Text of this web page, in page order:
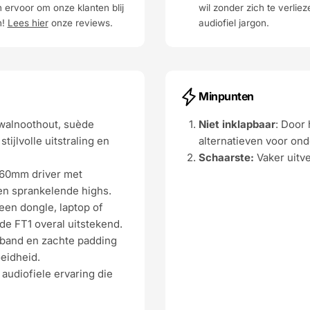
ervoor om onze klanten blij
Lees hieronze reviews.
wil zonder zich te
audiofiel jargon.
suède
uitstraling en
driver met
sprankelende highs.
dongle, laptop of
FT1 overal uitstekend.
en zachte padding
audiofiele ervaring die
Minpunten
Niet inklapbaar: Door
alternatieven voor
Schaarste: Vaker